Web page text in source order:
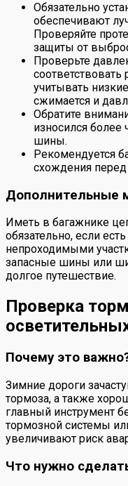
Обязательно
обеспечивают
Проверяйте
защиты от
Проверьте
учитывать
сжимается и
Обратите
износился
шины.
Рекомендуется
схождения
Дополнительные
Иметь в багажнике
обязательно, если
непроходимыми
запасные шины или
долгое путешествие.
Проверка
Почему это
Зимние дороги
тормоза, а также
главный инструмент
тормозной системы
увеличивают риск
Что нужно